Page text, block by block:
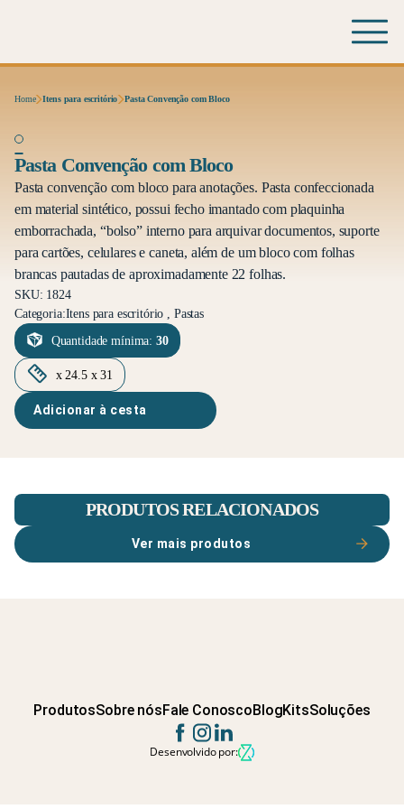
Home Itens para escritório Pasta Convenção com Bloco
Pasta Convenção com Bloco
Pasta convenção com bloco para anotações. Pasta confeccionada
em material sintético, possui fecho imantado com plaquinha
emborrachada, “bolso” interno para arquivar documentos, suporte
para cartões, celulares e caneta, além de um bloco com folhas
brancas pautadas de aproximadamente 22 folhas.
SKU: 1824
Categoria:Itens para escritório , Pastas
Quantidade mínima: 30
x 24.5 x 31
Adicionar à cesta
PRODUTOS RELACIONADOS
Ver mais produtos
ProdutosSobre nósFale ConoscoBlogKitsSoluções
Desenvolvido por: